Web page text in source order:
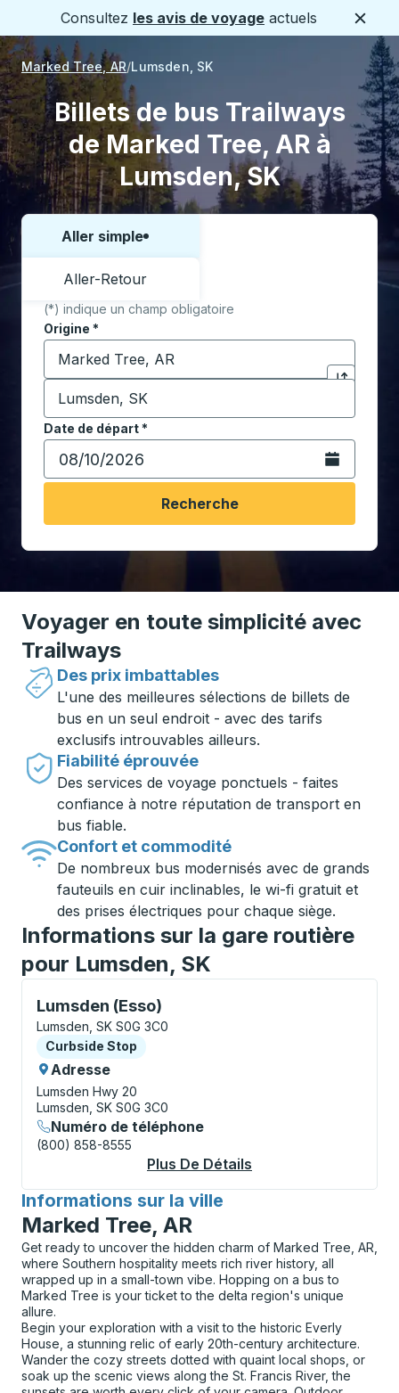
Consultez les avis de voyage actuels
Marked Tree, AR Lumsden, SK
Billets de bus Trailways
de Marked Tree, AR à
Lumsden, SK
Choisissez un sens ou un aller-retour:
Aller simple
Aller-Retour
(*) indique un champ obligatoire
Origine *
Commencez à saisir la ville d'origine pour ouvrir
Cliquez
Destination *
Commencez à saisir la ville de destination pour
Date de départ*
Tapez la date au format date Barre oblique du mois à
Ouvrez le
Recherche
Voyager en toute simplicité avec
Trailways
Des prix imbattables
L'une des meilleures sélections de billets de
bus en un seul endroit - avec des tarifs
exclusifs introuvables ailleurs.
Fiabilité éprouvée
Des services de voyage ponctuels - faites
confiance à notre réputation de transport en
bus fiable.
Confort et commodité
De nombreux bus modernisés avec de grands
fauteuils en cuir inclinables, le wi-fi gratuit et
des prises électriques pour chaque siège.
Informations sur la gare routière
pour Lumsden, SK
Lumsden (Esso)
Curbside Stop, utilisez les touches fléchées ou la
Lumsden, SK S0G 3C0
Curbside Stop
Curbside Stop
Adresse
Lumsden Hwy 20
Lumsden, SK S0G 3C0
Numéro de téléphone
(800) 858-8555
Plus De Détails
Informations sur la ville
pour
Marked Tree, AR
Get ready to uncover the hidden charm of Marked Tree, AR,
where Southern hospitality meets rich river history, all
wrapped up in a small-town vibe. Hopping on a bus to
Marked Tree is your ticket to the delta region's unique
allure.
Begin your exploration with a visit to the historic Everly
House, a stunning relic of early 20th-century architecture.
Wander the cozy streets dotted with quaint local shops, or
soak up the scenic views along the St. Francis River, the